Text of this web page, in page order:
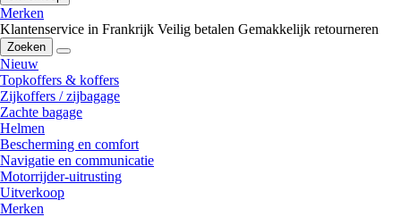
Merken
Klantenservice in Frankrijk Veilig betalen Gemakkelijk retourneren
Zoeken
Nieuw
Topkoffers & koffers
Zijkoffers / zijbagage
Zachte bagage
Helmen
Bescherming en comfort
Navigatie en communicatie
Motorrijder-uitrusting
Uitverkoop
Merken